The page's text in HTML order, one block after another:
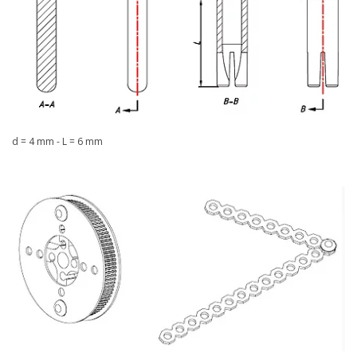
d = 4 mm - L = 6 mm